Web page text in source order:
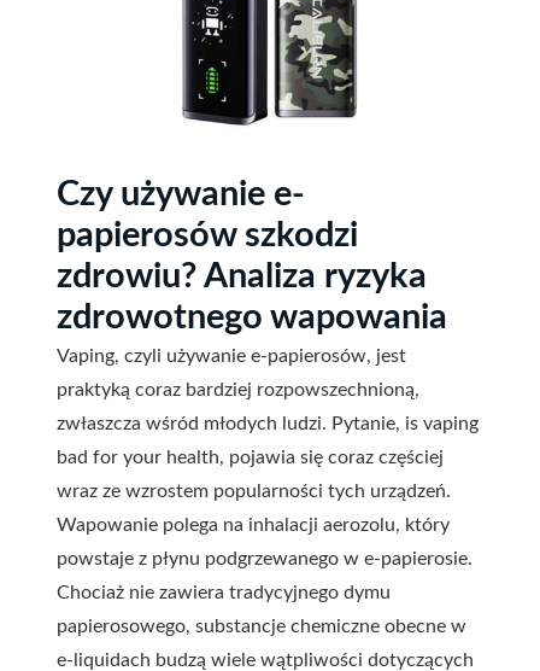
Czy używanie e-
papierosów szkodzi
zdrowiu? Analiza ryzyka
zdrowotnego wapowania
Vaping, czyli używanie e-papierosów, jest
praktyką coraz bardziej rozpowszechnioną,
zwłaszcza wśród młodych ludzi. Pytanie, is vaping
bad for your health, pojawia się coraz częściej
wraz ze wzrostem popularności tych urządzeń.
Wapowanie polega na inhalacji aerozolu, który
powstaje z płynu podgrzewanego w e-papierosie.
Chociaż nie zawiera tradycyjnego dymu
papierosowego, substancje chemiczne obecne w
e-liquidach budzą wiele wątpliwości dotyczących